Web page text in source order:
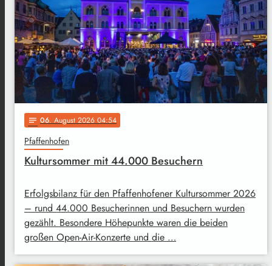
notes 06. August 2026 04:54
Pfaffenhofen
Kultursommer mit 44.000 Besuchern
Erfolgsbilanz für den Pfaffenhofener Kultursommer 2026
– rund 44.000 Besucherinnen und Besuchern wurden
gezählt. Besondere Höhepunkte waren die beiden
großen Open-Air-Konzerte und die …